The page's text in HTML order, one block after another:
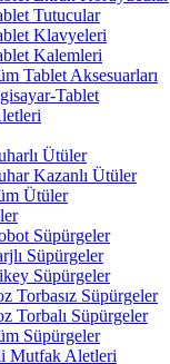
Tutucular
Klavyeleri
Kalemleri
Tablet Aksesuarları
Tablet
Ütüler
Kazanlı Ütüler
Ütüler
Süpürgeler
Süpürgeler
Süpürgeler
Torbasız Süpürgeler
Torbalı Süpürgeler
Süpürgeler
Mutfak Aletleri